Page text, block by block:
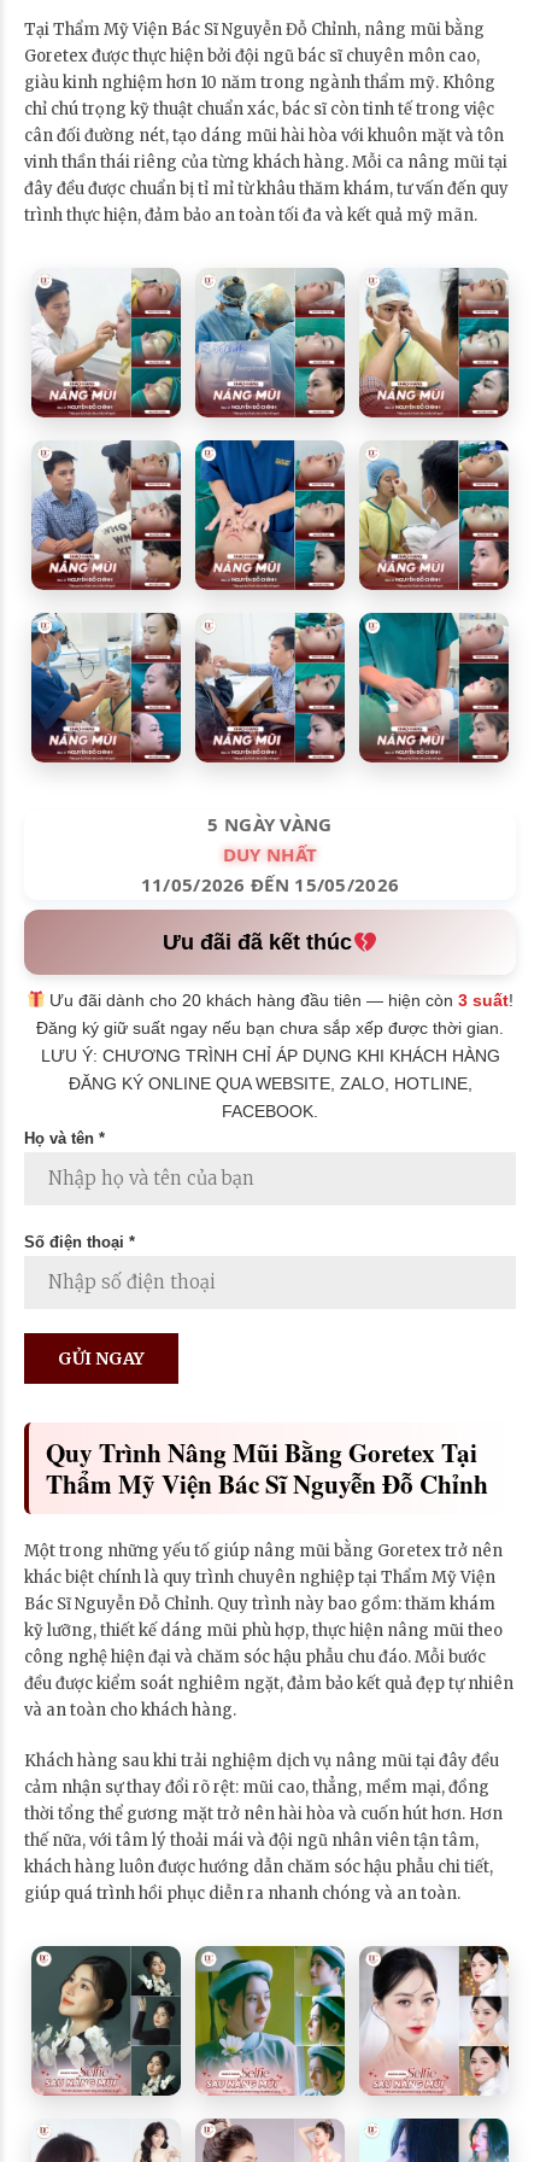
Tại Thẩm Mỹ Viện Bác Sĩ Nguyễn Đỗ Chỉnh, nâng mũi bằng
Goretex được thực hiện bởi đội ngũ bác sĩ chuyên môn cao,
giàu kinh nghiệm hơn 10 năm trong ngành thẩm mỹ. Không
chỉ chú trọng kỹ thuật chuẩn xác, bác sĩ còn tinh tế trong việc
cân đối đường nét, tạo dáng mũi hài hòa với khuôn mặt và tôn
vinh thần thái riêng của từng khách hàng. Mỗi ca nâng mũi tại
đây đều được chuẩn bị tỉ mỉ từ khâu thăm khám, tư vấn đến quy
trình thực hiện, đảm bảo an toàn tối đa và kết quả mỹ mãn.
5 NGÀY VÀNG
DUY NHẤT
11/05/2026 ĐẾN 15/05/2026
Ưu đãi đã kết thúc
Ưu đãi dành cho 20 khách hàng đầu tiên — hiện còn3 suất!
Đăng ký giữ suất ngay nếu bạn chưa sắp xếp được thời gian.
LƯU Ý: CHƯƠNG TRÌNH CHỈ ÁP DỤNG KHI KHÁCH HÀNG
ĐĂNG KÝ ONLINE QUA WEBSITE, ZALO, HOTLINE,
FACEBOOK.
Họ và tên *
Số điện thoại *
Quy Trình Nâng Mũi Bằng Goretex Tại
Thẩm Mỹ Viện Bác Sĩ Nguyễn Đỗ Chỉnh
Một trong những yếu tố giúp nâng mũi bằng Goretex trở nên
khác biệt chính là quy trình chuyên nghiệp tại Thẩm Mỹ Viện
Bác Sĩ Nguyễn Đỗ Chỉnh. Quy trình này bao gồm: thăm khám
kỹ lưỡng, thiết kế dáng mũi phù hợp, thực hiện nâng mũi theo
công nghệ hiện đại và chăm sóc hậu phẫu chu đáo. Mỗi bước
đều được kiểm soát nghiêm ngặt, đảm bảo kết quả đẹp tự nhiên
và an toàn cho khách hàng.
Khách hàng sau khi trải nghiệm dịch vụ nâng mũi tại đây đều
cảm nhận sự thay đổi rõ rệt: mũi cao, thẳng, mềm mại, đồng
thời tổng thể gương mặt trở nên hài hòa và cuốn hút hơn. Hơn
thế nữa, với tâm lý thoải mái và đội ngũ nhân viên tận tâm,
khách hàng luôn được hướng dẫn chăm sóc hậu phẫu chi tiết,
giúp quá trình hồi phục diễn ra nhanh chóng và an toàn.